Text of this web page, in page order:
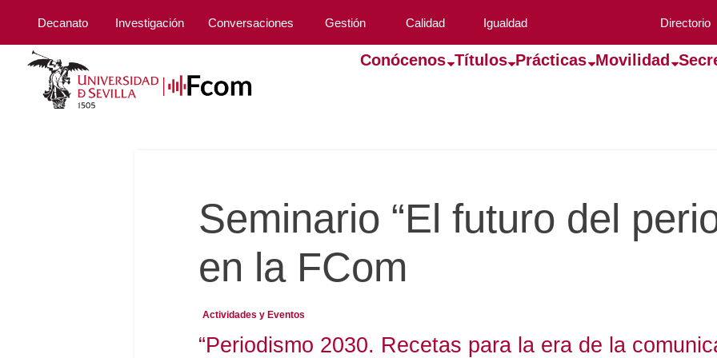
Decanato Investigación Conversaciones Gestión Calidad Igualdad Directorio
Conócenos Títulos Prácticas Movilidad
Seminario “El futuro del
en la FCom
Actividades y Eventos
“Periodismo 2030. Recetas para la era de la